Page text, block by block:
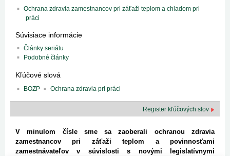
Ochrana zdravia zamestnancov pri záťaži teplom a chladom pri
práci
Súvisiace informácie
Články seriálu
Podobné články
Kľúčové slová
BOZP Ochrana zdravia pri práci
Register kľúčových slov
V minulom čísle sme sa zaoberali ochranou zdravia
zamestnancov pri záťaži teplom a povinnosťami
zamestnávateľov v súvislosti s novými legislatívnymi